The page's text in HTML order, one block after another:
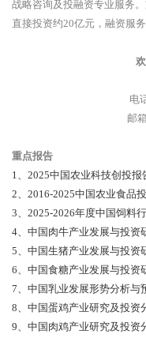
战略咨询及投融资专业服务
直接投资约20亿元，融资服务
电
邮
重点报告
1、2025中国农业科技创投报
2、2016-2025中国农业食品
3、2025-2026年度中国饲料
4、中国肉牛产业发展与投资
5、中国生猪产业发展与投资
6、中国食糖产业发展与投资
7、中国乳业发展形势分析与
8、中国蛋鸡产业研究及投资
9、中国肉鸡产业研究及投资